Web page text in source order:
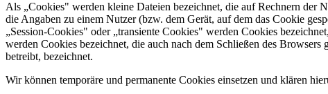
Als „Cookies" werden kleine Dateien bezeichnet, die auf Rechnern der
die Angaben zu einem Nutzer (bzw. dem Gerät, auf dem das Cookie
„Session-Cookies" oder „transiente Cookies" werden Cookies
werden Cookies bezeichnet, die auch nach dem Schließen des
betreibt, bezeichnet.
Wir können temporäre und permanente Cookies einsetzen und klären